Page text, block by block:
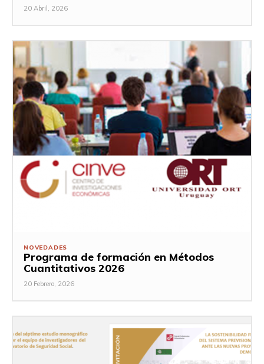
20 Abril, 2026
NOVEDADES
Programa de formación en Métodos
Cuantitativos 2026
20 Febrero, 2026